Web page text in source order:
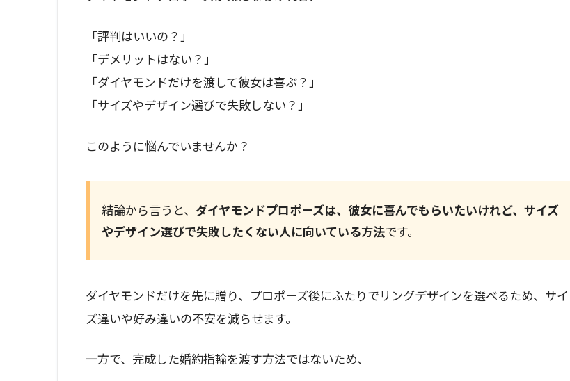
「評判はいいの？」
「デメリットはない？」
「ダイヤモンドだけを渡して彼女は喜ぶ？」
「サイズやデザイン選びで失敗しない？」
このように悩んでいませんか？
結論から言うと、 ダイヤモンドプロポーズは、彼女に喜んでもらいたいけれど、サイズ
やデザイン選びで失敗したくない人に向いている方法です。
ダイヤモンドだけを先に贈り、プロポーズ後にふたりでリングデザインを選べるため、サイ
ズ違いや好み違いの不安を減らせます。
一方で、完成した婚約指輪を渡す方法ではないため、